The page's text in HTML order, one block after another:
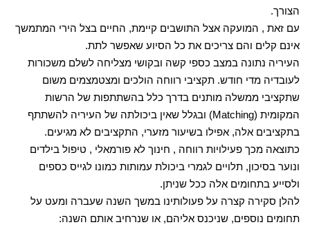
הצורך.
עם זאת , המועקה אצל התושבים קיימת, החיים בצל הירי המתמשך
אינם קלים והם צריכים את כל הסיוע שאפשר לתת.
העיריה נתונה במצב כספי קשה ובקושי מצליחה לשלם משכורות
לעובדיה מדי חודש. תקציבי רווחה הולכים ומצטמצמים משום
שתקציבי ממשלה מותנים בדרך כלל בהשתתפות של הרשות
המקומית (Matching) ובגלל שאין ביכולתה של העיריה להשתתף
בתקציבים אלה, אפילו בשיעור מזערי, התקציבים לא מגיעים.
כתוצאה מכך פעילויות רווחה , חינוך לא פורמאלי , טיפול בילדים
ונוער בסיכון, תלויים לגמרי ביכולת עמותות כמונו לגייס כספים
ולסייע בתחומים אלה ככל שניתן.
להלן סקירה קצרה על פעולותינו במשך השנה שעברה ומעט על
תחומים נוספים, שניכנס אליהם, או שנרחיב אותם השנה: